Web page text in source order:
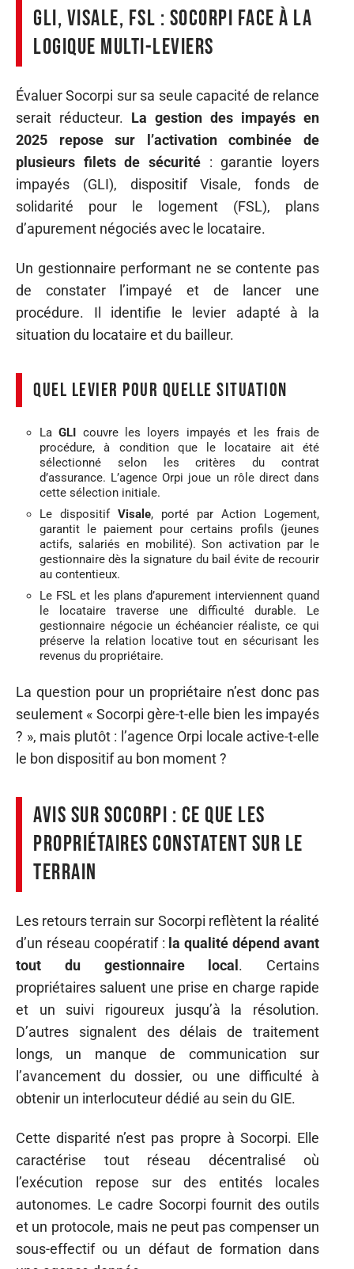
GLI, Visale, FSL : Socorpi face à la
logique multi-leviers
Évaluer Socorpi sur sa seule capacité de relance
serait réducteur. La gestion des impayés en
2025 repose sur l’activation combinée de
plusieurs filets de sécurité : garantie loyers
impayés (GLI), dispositif Visale, fonds de
solidarité pour le logement (FSL), plans
d’apurement négociés avec le locataire.
Un gestionnaire performant ne se contente pas
de constater l’impayé et de lancer une
procédure. Il identifie le levier adapté à la
situation du locataire et du bailleur.
Quel levier pour quelle situation
LaGLI couvre les loyers impayés et les frais de
procédure, à condition que le locataire ait été
sélectionné selon les critères du contrat
d’assurance. L’agence Orpi joue un rôle direct dans
cette sélection initiale.
Le dispositif Visale, porté par Action Logement,
garantit le paiement pour certains profils (jeunes
actifs, salariés en mobilité). Son activation par le
gestionnaire dès la signature du bail évite de recourir
au contentieux.
Le FSL et les plans d’apurement interviennent quand
le locataire traverse une difficulté durable. Le
gestionnaire négocie un échéancier réaliste, ce qui
préserve la relation locative tout en sécurisant les
revenus du propriétaire.
La question pour un propriétaire n’est donc pas
seulement « Socorpi gère-t-elle bien les impayés
? », mais plutôt : l’agence Orpi locale active-t-elle
le bon dispositif au bon moment ?
Avis sur Socorpi : ce que les
propriétaires constatent sur le
terrain
Les retours terrain sur Socorpi reflètent la réalité
d’un réseau coopératif : la qualité dépend avant
tout du gestionnaire local. Certains
propriétaires saluent une prise en charge rapide
et un suivi rigoureux jusqu’à la résolution.
D’autres signalent des délais de traitement
longs, un manque de communication sur
l’avancement du dossier, ou une difficulté à
obtenir un interlocuteur dédié au sein du GIE.
Cette disparité n’est pas propre à Socorpi. Elle
caractérise tout réseau décentralisé où
l’exécution repose sur des entités locales
autonomes. Le cadre Socorpi fournit des outils
et un protocole, mais ne peut pas compenser un
sous-effectif ou un défaut de formation dans